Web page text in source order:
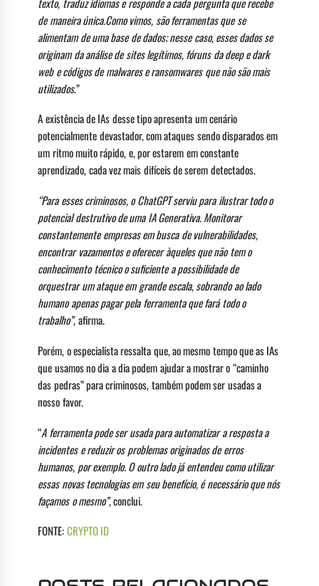
de maneira única.Como vimos, são ferramentas que se
alimentam de uma base de dados; nesse caso, esses dados se
originam da análise de sites legítimos, fóruns da deep e dark
web e códigos de malwares e ransomwares que não são mais
utilizados.”
A existência de IAs desse tipo apresenta um cenário
potencialmente devastador, com ataques sendo disparados em
um ritmo muito rápido, e, por estarem em constante
aprendizado, cada vez mais difíceis de serem detectados.
“Para esses criminosos, o ChatGPT serviu para ilustrar todo o
potencial destrutivo de uma IA Generativa. Monitorar
constantemente empresas em busca de vulnerabilidades,
encontrar vazamentos e oferecer àqueles que não tem o
conhecimento técnico o suficiente a possibilidade de
orquestrar um ataque em grande escala, sobrando ao lado
humano apenas pagar pela ferramenta que fará todo o
trabalho”, afirma.
Porém, o especialista ressalta que, ao mesmo tempo que as IAs
que usamos no dia a dia podem ajudar a mostrar o “caminho
das pedras” para criminosos, também podem ser usadas a
nosso favor.
“A ferramenta pode ser usada para automatizar a resposta a
incidentes e reduzir os problemas originados de erros
humanos, por exemplo. O outro lado já entendeu como utilizar
essas novas tecnologias em seu benefício, é necessário que nós
façamos o mesmo”, conclui.
FONTE:CRYPTO ID